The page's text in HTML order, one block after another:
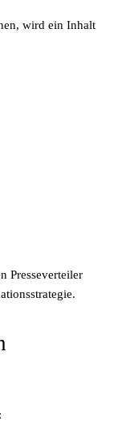
wird ein Inhalt
Presseverteiler